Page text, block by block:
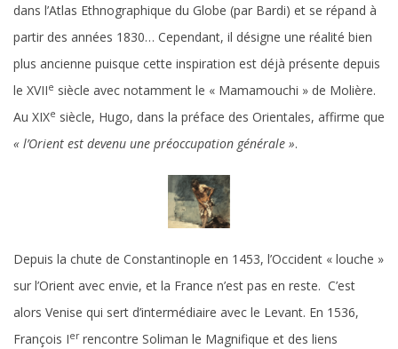
dans l’Atlas Ethnographique du Globe (par Bardi) et se répand à
partir des années 1830… Cependant, il désigne une réalité bien
plus ancienne puisque cette inspiration est déjà présente depuis
le XVIIe siècle avec notamment le « Mamamouchi » de Molière.
Au XIXe siècle, Hugo, dans la préface des Orientales, affirme que
« l’Orient est devenu une préoccupation générale ».
Depuis la chute de Constantinople en 1453, l’Occident « louche »
sur l’Orient avec envie, et la France n’est pas en reste. C’est
alors Venise qui sert d’intermédiaire avec le Levant. En 1536,
François Ierrencontre Soliman le Magnifique et des liens